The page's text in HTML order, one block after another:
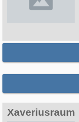
Xaveriusraum